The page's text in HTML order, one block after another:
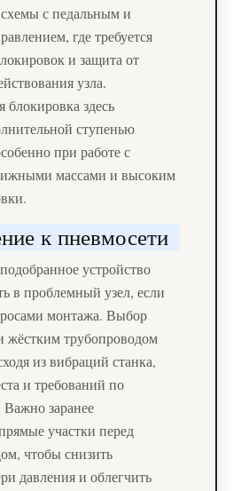
с педальным и
где требуется
и защита от
узла.
блокировка здесь
ступенью
при работе с
массами и высоким
к пневмосети
устройство
в проблемный узел, если
монтажа. Выбор
жёстким трубопроводом
из вибраций станка,
и требований по
заранее
участки перед
чтобы снизить
давления и облегчить